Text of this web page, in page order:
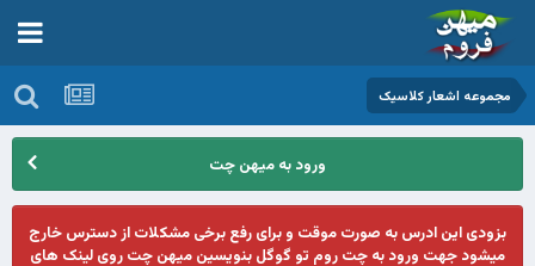
مجموعه اشعار کلاسیک
ورود به میهن چت
بزودی این ادرس به صورت موقت و برای رفع برخی مشکلات از دسترس خارج
میشود جهت ورود به چت روم تو گوگل بنویسین میهن چت روی لینک های